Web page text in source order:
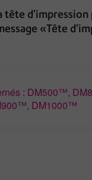
tête d'impression
«Tête
: DM500™,
DM1000™